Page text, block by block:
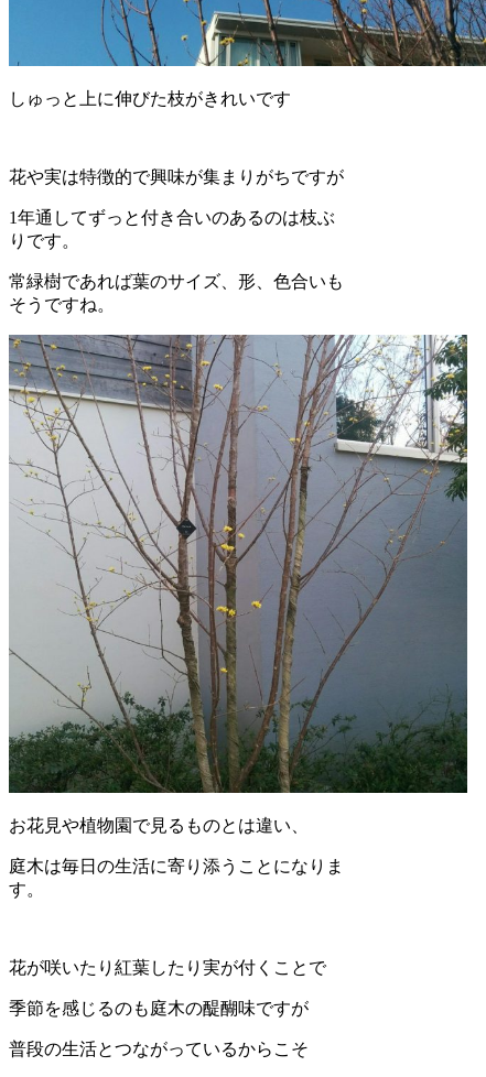
しゅっと上に伸びた枝がきれいです
花や実は特徴的で興味が集まりがちですが
1年通してずっと付き合いのあるのは枝ぶ
りです。
常緑樹であれば葉のサイズ、形、色合いも
そうですね。
お花見や植物園で見るものとは違い、
庭木は毎日の生活に寄り添うことになりま
す。
花が咲いたり紅葉したり実が付くことで
季節を感じるのも庭木の醍醐味ですが
普段の生活とつながっているからこそ